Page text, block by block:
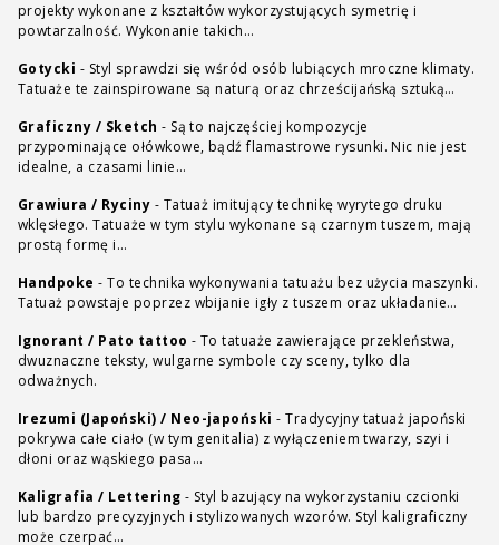
projekty wykonane z kształtów wykorzystujących symetrię i
powtarzalność. Wykonanie takich…
Gotycki - Styl sprawdzi się wśród osób lubiących mroczne klimaty.
Tatuaże te zainspirowane są naturą oraz chrześcijańską sztuką…
Graficzny / Sketch - Są to najczęściej kompozycje
przypominające ołówkowe, bądź flamastrowe rysunki. Nic nie jest
idealne, a czasami linie…
Grawiura / Ryciny - Tatuaż imitujący technikę wyrytego druku
wklęsłego. Tatuaże w tym stylu wykonane są czarnym tuszem, mają
prostą formę i…
Handpoke - To technika wykonywania tatuażu bez użycia maszynki.
Tatuaż powstaje poprzez wbijanie igły z tuszem oraz układanie…
Ignorant / Pato tattoo - To tatuaże zawierające przekleństwa,
dwuznaczne teksty, wulgarne symbole czy sceny, tylko dla
odważnych.
Irezumi (Japoński) / Neo-japoński - Tradycyjny tatuaż japoński
pokrywa całe ciało (w tym genitalia) z wyłączeniem twarzy, szyi i
dłoni oraz wąskiego pasa…
Kaligrafia / Lettering - Styl bazujący na wykorzystaniu czcionki
lub bardzo precyzyjnych i stylizowanych wzorów. Styl kaligraficzny
może czerpać…